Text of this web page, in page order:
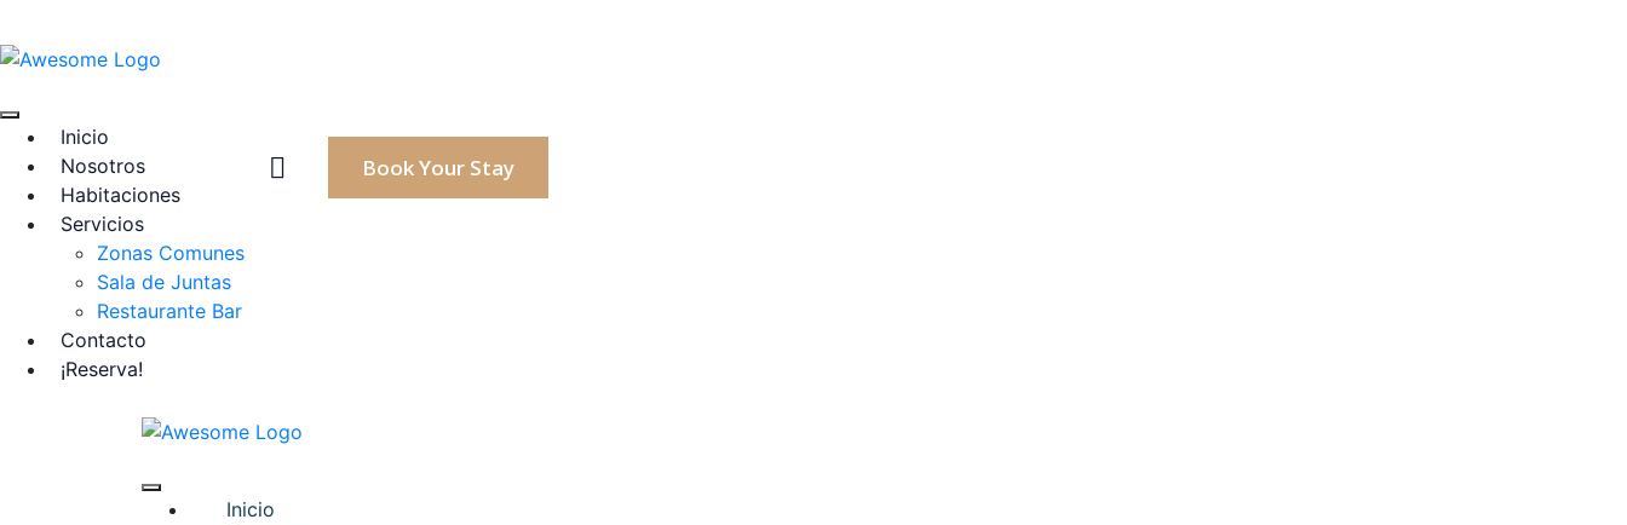
Inicio
Nosotros
Habitaciones
Servicios
Zonas Comunes
Sala de Juntas
Restaurante Bar
Contacto
¡Reserva!
Book Your Stay
Inicio